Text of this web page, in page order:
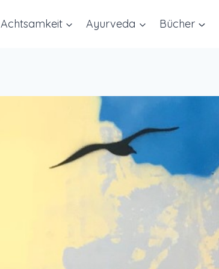
Achtsamkeit Ayurveda Bücher